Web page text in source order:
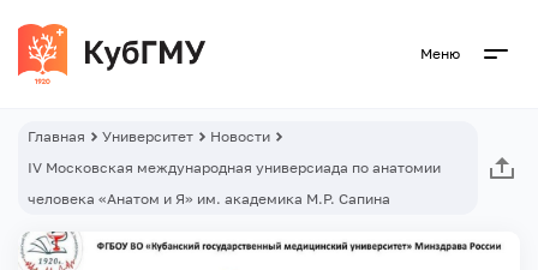
Меню
Главная Университет
Новости
IV Московская международная универсиада по анатомии
человека «Анатом и Я» им. академика М.Р. Сапина